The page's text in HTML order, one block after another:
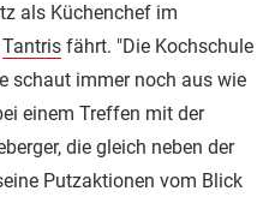
als Küchenchef im
Tantris fährt. "Die Kochschule
schaut immer noch aus wie
einem Treffen mit der
die gleich neben der
Putzaktionen vom Blick